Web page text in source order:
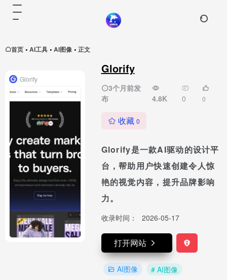
首页 • AI工具 • AI图像 • 正文
Glorify
3个月前发
布
4.8K 0 0
收藏 0
Glorify是一款AI驱动的设计平
台，帮助用户快速创建令人惊
艳的视觉内容，提升品牌影响
力。
收录时间： 2026-05-17
打开网站
AI图像
# AI图像
Glorify